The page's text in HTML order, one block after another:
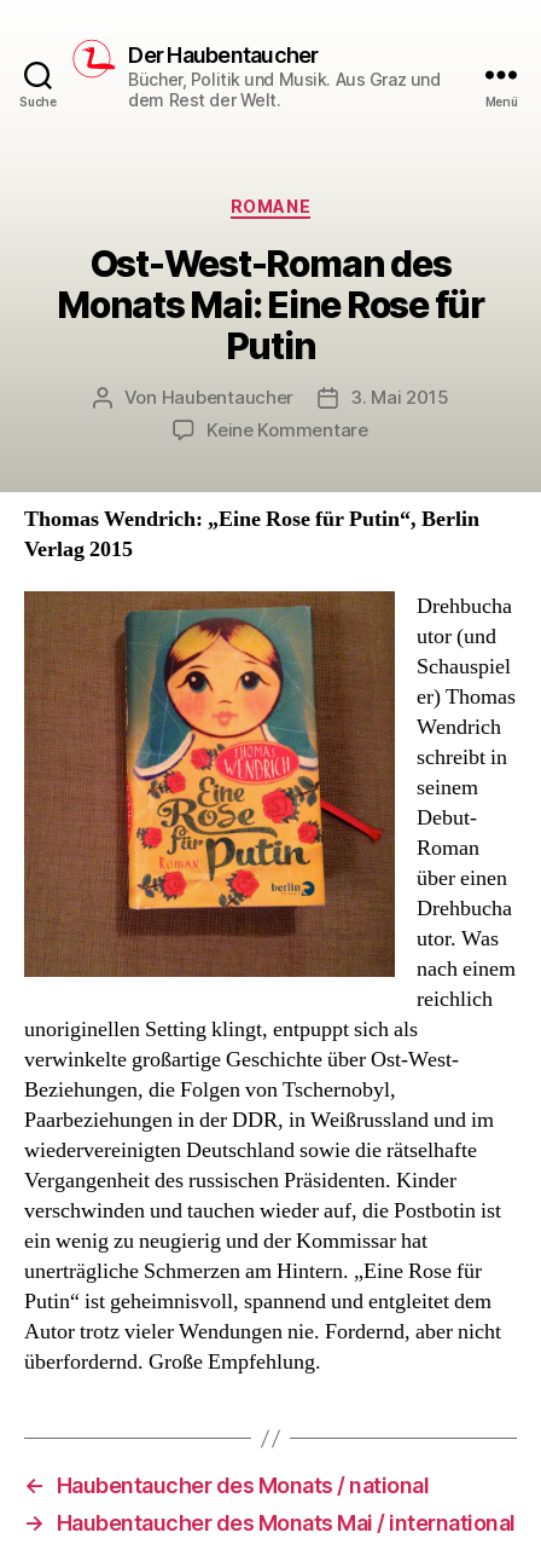
Suche
Der Haubentaucher
Bücher, Politik und Musik. Aus Graz und
dem Rest der Welt.
Menü
Kategorien
ROMANE
Ost-West-Roman des
Monats Mai: Eine Rose für
Putin
Beitragsautor
Von Haubentaucher Veröffentlichungsdatum
3. Mai 2015
Keine Kommentarezu
Roman
Mai:
Eine
Rose
für
Putin
Thomas Wendrich: „Eine Rose für Putin“, Berlin
Verlag 2015
Drehbucha
utor (und
Schauspiel
er) Thomas
Wendrich
schreibt in
seinem
Debut-
Roman
über einen
Drehbucha
utor. Was
nach einem
reichlich
unoriginellen Setting klingt, entpuppt sich als
verwinkelte großartige Geschichte über Ost-West-
Beziehungen, die Folgen von Tschernobyl,
Paarbeziehungen in der DDR, in Weißrussland und im
wiedervereinigten Deutschland sowie die rätselhafte
Vergangenheit des russischen Präsidenten. Kinder
verschwinden und tauchen wieder auf, die Postbotin ist
ein wenig zu neugierig und der Kommissar hat
unerträgliche Schmerzen am Hintern. „Eine Rose für
Putin“ ist geheimnisvoll, spannend und entgleitet dem
Autor trotz vieler Wendungen nie. Fordernd, aber nicht
überfordernd. Große Empfehlung.
←
Haubentaucher des Monats / national
→
Haubentaucher des Monats Mai / international